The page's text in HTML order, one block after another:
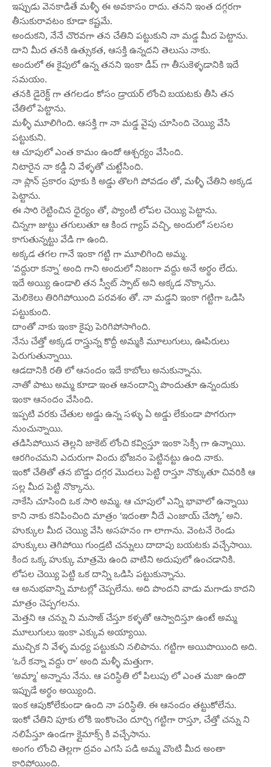
ఇప్పుడు వెనకాడితే మళ్ళీ ఈ అవకాసం రాదు. తనని ఇంత దగ్గరగా
తీసుకురావటం కూడా కష్టమే.
అందుకని, నేనే చొరవగా తన చేతిని పట్టుకుని నా మడ్డ మీద పెట్టాను.
దాని మీద తనకి ఉత్సుకత, ఆసక్తి ఉన్నదని తెలుసు నాకు.
అందులో ఈ కైపులో ఉన్న తనని ఇంకా డీప్ గా తీసుకెళ్ళడానికి ఇదే
సమయం.
తనకి డైరెక్ట్ గా తగలడం కోసం డ్రాయర్ లోంచి బయటకు తీసి తన
చేతిలో పెట్టాను.
మళ్ళీ మూలిగింది. ఆసక్తి గా నా మడ్డ వైపు చూసింది చెయ్యి వేసి
పట్టుకుని.
ఆ చూపులో ఎంత కామం ఉందో ఆశ్చర్యం వేసింది.
నిటారైన నా కడ్డీ ని వేళ్ళతో చుట్టేసింది.
నా ప్లాన్ ప్రకారం పూకు కి అడ్డు తొలగి పోవడం తో, మళ్ళీ చేతిని అక్కడ
పెట్టాను.
ఈ సారి రెట్టించిన ధైర్యం తో, ప్యాంటీ లోపల చెయ్యి పెట్టాను.
చిన్నగా జుట్టు తగులుతూ ఆ కింద గ్యాప్ వచ్చి, అందులో సలసల
కాగుతున్నట్టు వేడి గా ఉంది.
అక్కడ తగల గానే ఇంకా గట్టి గా మూలిగింది అమ్మ.
‘వద్దురా కన్నా’ అంది గాని అందులో నిజంగా వద్దు అనే అర్థం లేదు.
ఇదే అయ్యి ఉండాలి తన స్వీట్ స్పాట్ అని అక్కడ నొక్కాను.
మెలికెలు తిరిగిపోయింది పరవశం తో. నా మడ్డని ఇంకా గట్టిగా ఒడిసి
పట్టుకుంది.
దాంతో నాకు ఇంకా కైపు పెరిగిపోసాగింది.
నేను చేత్తో అక్కడ రాస్త్రున్న కొద్దీ అమ్మకి మూలుగులు, ఊపిరులు
పెరుగుతున్నాయి.
ఆడదానికి రతి లో ఆనందం ఇదే కాబోలు అనుకున్నాను.
నాతో పాటు అమ్మ కూడా ఇంత ఆనందాన్ని పొందుతూ ఉన్నందుకు
ఇంకా ఆనందం వేసింది.
ఇప్పటి వరకు చేతుల అడ్డు ఉన్న సళ్ళు ఏ అడ్డు లేకుండా పొగరుగా
నుంచున్నాయి.
తడిసిపోయిన తెల్లని జాకెట్ లోంచి కవ్విస్తూ ఇంకా సెక్సీ గా ఉన్నాయి.
ఆరగించమని ఎదురుగా విందు భోజనం పెట్టినట్టు ఉంది నాకు.
ఇంకో చేతితో తన బొడ్డు దగ్గర మొదలు పెట్టి రాస్తూ నొక్కుతూ చివరికి ఆ
సల్ల మీద పెట్టి నొక్కాను.
నాకేసి చూసింది ఒక సారి అమ్మ. ఆ చూపులో ఎన్ని భావాలో ఉన్నాయి
కాని నాకు కనిపించింది మాత్రం ‘ఇదంతా నీదే ఎంజాయ్ చేస్కో’ అని.
హుక్కుల మీద చెయ్యి వేసి అసహనం గా లాగాను. వెంటనే రెండు
హుక్కులు తెగిపోయి గుండ్రటి చన్నులు దాదాపు బయటకు వచ్చేసాయి.
కింద ఒక్క హుక్కు మాత్రమె ఉంది వాటిని అదుపులో ఉంచడానికి.
లోపల చెయ్యి పెట్టి ఒక దాన్ని ఒడిసి పట్టుకున్నాను.
ఆ అనుభవాన్ని మాటల్లో చెప్పలేను. అది పొందని వాడు మగాడు కాదని
మాత్రం చెప్పగలను.
మెత్తని ఆ చన్ను ని మసాజ్ చేస్తూ కళ్ళతో ఆస్వాదిస్తూ ఉంటే అమ్మ
మూలుగులు ఇంకా ఎక్కువ అయ్యాయి.
ముచ్చిక ని వేళ్ళ మధ్య పట్టుకుని నలిపాను. గట్టిగా అయిపొయింది అది.
‘ఒరే కన్నా వద్దు రా’ అంది మళ్ళీ మత్తుగా.
‘అమ్మా’ అన్నాను నేను. ఆ పరిస్థితి లో పిలుపు లో ఎంత మజా ఉందొ
ఇప్పుడే అర్థం అయ్యింది.
ఇంక ఆపుకోలేకుండా ఉంది నా పరిస్థితి. ఈ ఆనందం తట్టుకోలేను.
ఇంకో చేతిని పూకు లోకి ఇంకొంచెం దూర్చి గట్టిగా రాస్తూ, చేత్తో చన్ను ని
నలిపేస్తూ ఉండగా క్లైమాక్స్ కి వచ్చేసాను.
అంగం లోంచి తెల్లగా ద్రవం ఎగసి పడి అమ్మ వొంటి మీద అంతా
కారిపోయింది.